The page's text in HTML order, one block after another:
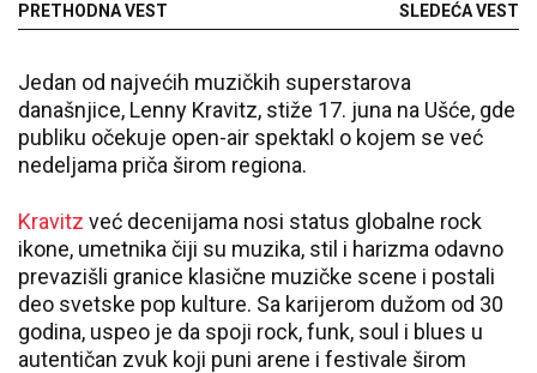
PRETHODNA VEST SLEDEĆA VEST
Jedan od najvećih muzičkih superstarova
današnjice, Lenny Kravitz, stiže 17. juna na Ušće, gde
publiku očekuje open-air spektakl o kojem se već
nedeljama priča širom regiona.
Kravitz već decenijama nosi status globalne rock
ikone, umetnika čiji su muzika, stil i harizma odavno
prevazišli granice klasične muzičke scene i postali
deo svetske pop kulture. Sa karijerom dužom od 30
godina, uspeo je da spoji rock, funk, soul i blues u
autentičan zvuk koji puni arene i festivale širom